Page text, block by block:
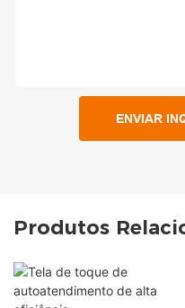
ENVIAR
Produtos